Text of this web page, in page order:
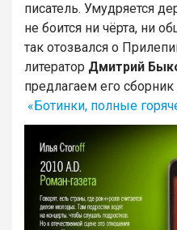
писатель. Умудряется
не боится ни чёрта, ни
так отозвался о
литератор Дмитрий
предлагаем его
«Ботинки, полные